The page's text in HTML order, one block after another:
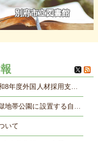
別府市立図書館
いて